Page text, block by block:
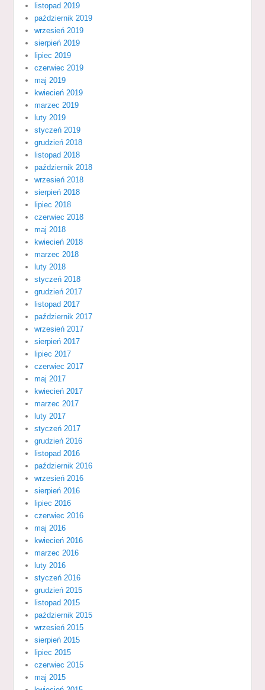
listopad 2019
październik 2019
wrzesień 2019
sierpień 2019
lipiec 2019
czerwiec 2019
maj 2019
kwiecień 2019
marzec 2019
luty 2019
styczeń 2019
grudzień 2018
listopad 2018
październik 2018
wrzesień 2018
sierpień 2018
lipiec 2018
czerwiec 2018
maj 2018
kwiecień 2018
marzec 2018
luty 2018
styczeń 2018
grudzień 2017
listopad 2017
październik 2017
wrzesień 2017
sierpień 2017
lipiec 2017
czerwiec 2017
maj 2017
kwiecień 2017
marzec 2017
luty 2017
styczeń 2017
grudzień 2016
listopad 2016
październik 2016
wrzesień 2016
sierpień 2016
lipiec 2016
czerwiec 2016
maj 2016
kwiecień 2016
marzec 2016
luty 2016
styczeń 2016
grudzień 2015
listopad 2015
październik 2015
wrzesień 2015
sierpień 2015
lipiec 2015
czerwiec 2015
maj 2015